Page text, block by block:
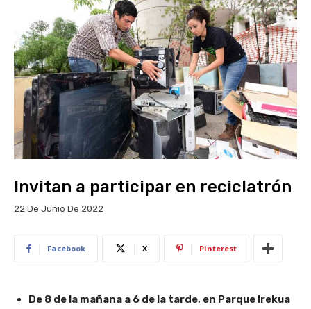
Invitan a participar en reciclatrón
22 De Junio De 2022
Facebook X Pinterest
De 8 de la mañana a 6 de la tarde, en Parque Irekua